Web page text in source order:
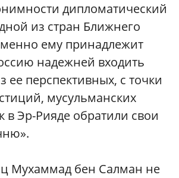
дипломатический
из стран Ближнего
ему принадлежит
надежней входить
ее перспективных, с точки
мусульманских
в Эр-Рияде обратили свои
Мухаммад бен Салман не